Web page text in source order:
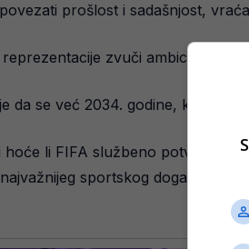
prošlost i sadašnjost,
zvuči ambiciozno,
da se već 2034. godine, kada će
hoće li FIFA službeno potvrditi
sportskog događaja na